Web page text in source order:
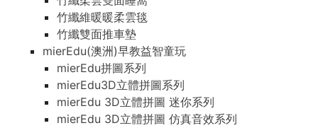
竹纖維暖暖柔雲毯
竹纖雙面推車墊
mierEdu(澳洲)早教益智童玩
mierEdu拼圖系列
mierEdu3D立體拼圖系列
mierEdu 3D立體拼圖 迷你系列
mierEdu 3D立體拼圖 仿真音效系列